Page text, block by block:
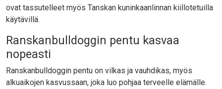
ovat tassutelleet myös Tanskan kuninkaanlinnan kiillotetuilla
käytävillä.
Ranskanbulldoggin pentu kasvaa
nopeasti
Ranskanbulldoggin pentu on vilkas ja vauhdikas, myös
alkuaikojen kasvussaan, joka luo pohjaa terveelle elämälle.